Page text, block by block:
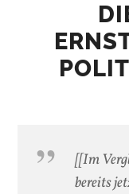
[[Im
bereits